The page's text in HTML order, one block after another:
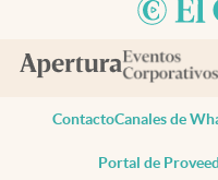
ContactoCanales de
Portal de